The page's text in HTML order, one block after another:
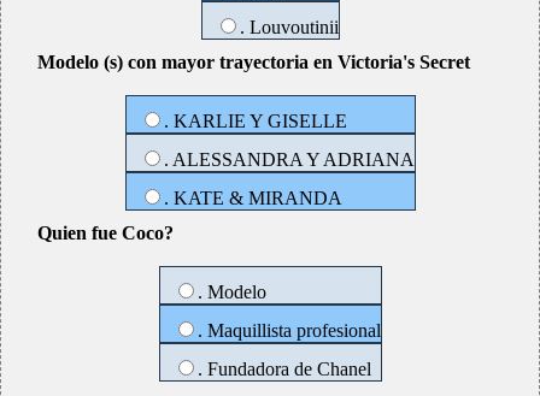
. Louvoutinii
Modelo (s) con mayor trayectoria en Victoria's Secret
. KARLIE Y GISELLE
. ALESSANDRA Y ADRIANA
. KATE & MIRANDA
Quien fue Coco?
. Modelo
. Maquillista profesional
. Fundadora de Chanel